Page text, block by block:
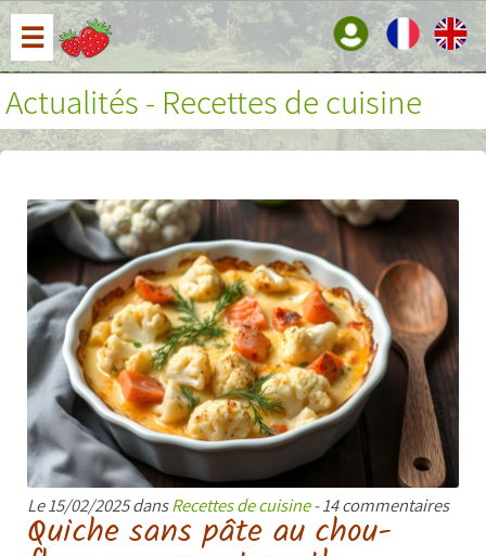
☰
Actualités - Recettes de cuisine
Le 15/02/2025 dansRecettes de cuisine- 14 commentaires
Quiche sans pâte au chou-